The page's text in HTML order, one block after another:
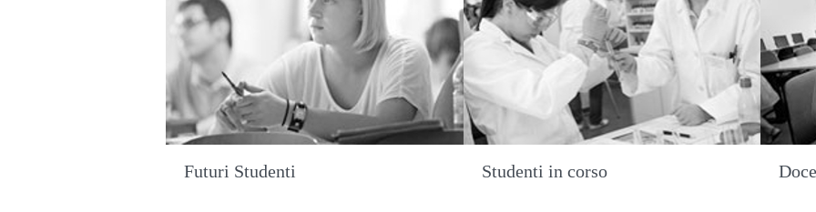
Futuri Studenti Studenti in corso